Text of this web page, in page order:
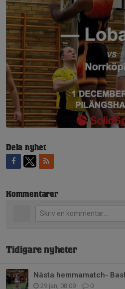
Dela nyhet
Kommentarer
Tidigare nyheter
Nästa hemmamatch-
29 jan, 08:09 0